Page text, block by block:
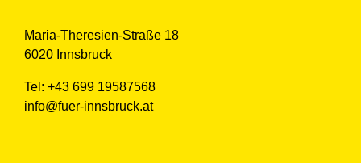
Maria-Theresien-Straße 18
6020 Innsbruck
Tel: +43 699 19587568
info@fuer-innsbruck.at